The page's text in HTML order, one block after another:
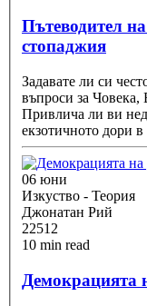
Пътеводител
стопаджия
Задавате ли си
въпроси за Човека,
Привлича ли ви
екзотичното дори
06 юни
Изкуство - Теория
Джонатан Рий
22512
10 min read
Демокрацията